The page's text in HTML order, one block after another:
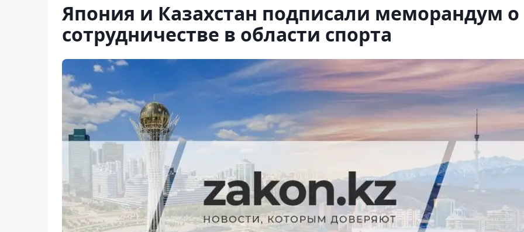
Япония и Казахстан подписали меморандум о
сотрудничестве в области спорта